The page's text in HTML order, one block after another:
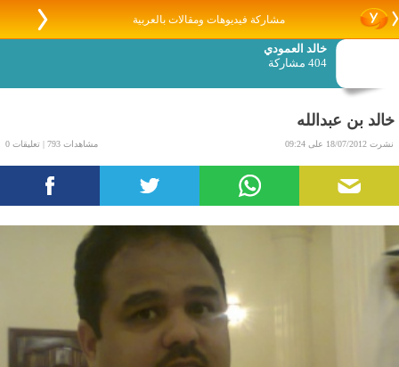
مشاركة فيديوهات ومقالات بالعربية
خالد العمودي
404 مشاركة
خالد بن عبدالله
نشرت 18/07/2012 على 09:24 مشاهدات 793 | تعليقات 0